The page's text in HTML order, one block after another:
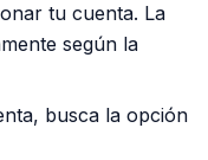
tu cuenta. La
según la
busca la opción